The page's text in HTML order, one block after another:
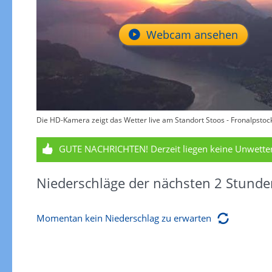
Webcam ansehen
Die HD-Kamera zeigt das Wetter live am Standort Stoos -
GUTE NACHRICHTEN! Derzeit liegen keine
Niederschläge der nächsten 2
Momentan kein Niederschlag zu erwarten